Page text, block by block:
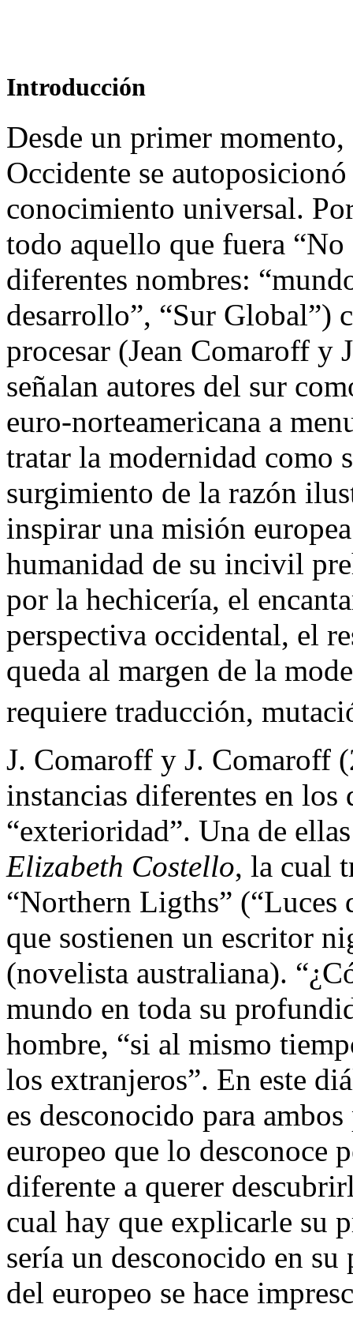
Introducción
Desde un primer
Occidente se
conocimiento universal.
todo aquello que fuera
diferentes nombres:
desarrollo”, “Sur Global”)
procesar (Jean Comaroff y
señalan autores del sur
euro-norteamericana a
tratar la modernidad como
surgimiento de la razón
inspirar una misión
humanidad de su incivil
por la hechicería, el
perspectiva occidental, el
queda al margen de la
requiere traducción,
J. Comaroff y J. Comaroff
instancias diferentes en los
“exterioridad”. Una de
Elizabeth Costello, la cual
“Northern Ligths” (“Luces
que sostienen un escritor
(novelista australiana).
mundo en toda su
hombre, “si al mismo
los extranjeros”. En este
es desconocido para
europeo que lo desconoce
diferente a querer
cual hay que explicarle su
sería un desconocido en
del europeo se hace